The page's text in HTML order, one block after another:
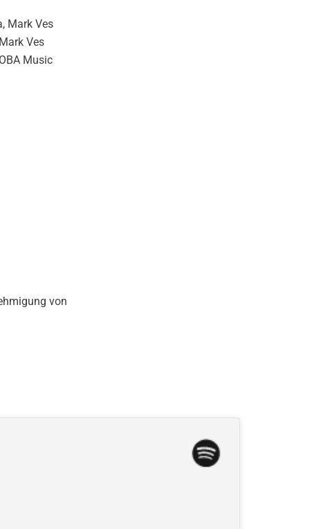
Mark Ves
Ves
Music
von